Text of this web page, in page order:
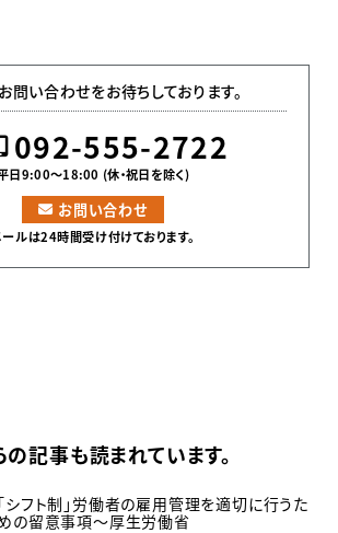
問い合わせをお待ちしております。
092-555-2722
日9:00〜18:00 (休・祝日を除く)
お問い合わせ
ールは24時間受け付けております。
の記事も読まれています。
「シフト制」労働者の雇用管理を適切に行うた
の留意事項～厚生労働省